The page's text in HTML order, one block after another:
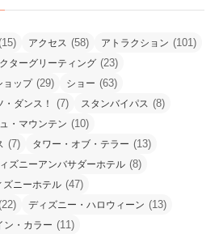
アクセス (58) アトラクション (101)
ターグリーティング (23)
ョップ(29) ショー (63)
ダンス！ (7) スタンバイパス (8)
・マウンテン (10)
(7) タワー・オブ・テラー (13)
ズニーアンバサダーホテル (8)
ズニーホテル (47)
ディズニー・ハロウィーン (13)
ン・カラー (11)